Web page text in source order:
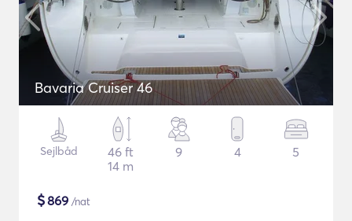
Bavaria Cruiser 46
Sejlbåd
46 ft
14 m
9 4 5
$869 /nat